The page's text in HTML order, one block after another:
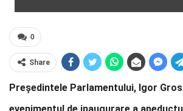
0
Share
Președintele Parlamentului, Igor